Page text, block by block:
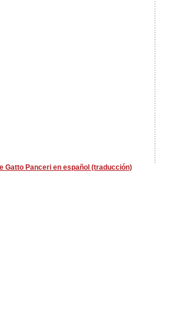
Gatto Panceri en español (traducción)